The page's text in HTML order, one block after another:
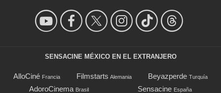
SENSACINE MÉXICO EN EL EXTRANJERO
AlloCiné Francia Filmstarts Alemania Beyazperde Turquía
AdoroCinema Brasil Sensacine España